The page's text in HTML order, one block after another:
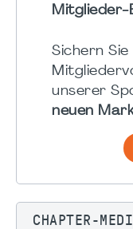
Mitglieder-
Sichern
unserer
neuen
CHAPTER-